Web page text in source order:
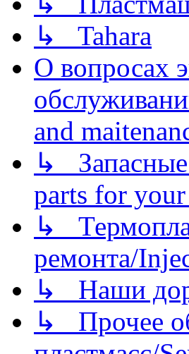
↳ Tahara
О вопросах
and
↳ Запасные
parts for
↳
ремонта/
↳ Наши
↳ Прочее